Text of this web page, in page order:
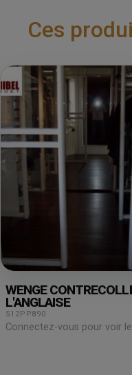
Ces
WENGE
L'ANGLAISE
512PP890
Connectez-vous pour voir